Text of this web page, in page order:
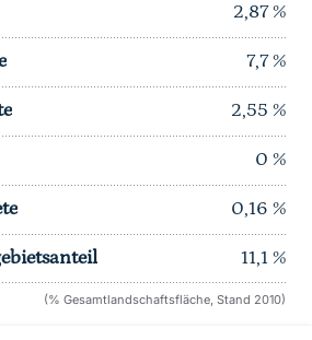
2,87 %
7,7 %
2,55 %
0 %
0,16 %
11,1 %
(% Gesamtlandschaftsfläche, Stand 2010)